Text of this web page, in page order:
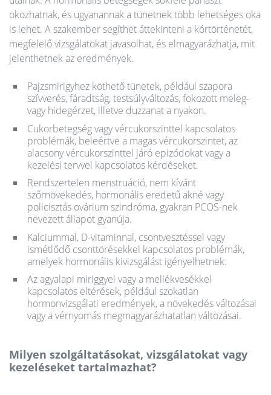
okozhatnak, és ugyanannak a tünetnek több lehetséges oka
is lehet. A szakember segíthet áttekinteni a kórtörténetét,
megfelelő vizsgálatokat javasolhat, és elmagyarázhatja, mit
jelenthetnek az eredmények.
Pajzsmirigyhez köthető tünetek, például szapora
szívverés, fáradtság, testsúlyváltozás, fokozott meleg-
vagy hidegérzet, illetve duzzanat a nyakon.
Cukorbetegség vagy vércukorszinttel kapcsolatos
problémák, beleértve a magas vércukorszintet, az
alacsony vércukorszinttel járó epizódokat vagy a
kezelési tervvel kapcsolatos kérdéseket.
Rendszertelen menstruáció, nem kívánt
szőrnövekedés, hormonális eredetű akné vagy
policisztás ovárium szindróma, gyakran PCOS-nek
nevezett állapot gyanúja.
Kalciummal, D-vitaminnal, csontvesztéssel vagy
ismétlődő csonttörésekkel kapcsolatos problémák,
amelyek hormonális kivizsgálást igényelhetnek.
Az agyalapi miriggyel vagy a mellékvesékkel
kapcsolatos eltérések, például szokatlan
hormonvizsgálati eredmények, a növekedés változásai
vagy a vérnyomás megmagyarázhatatlan változásai.
Milyen szolgáltatásokat, vizsgálatokat vagy
kezeléseket tartalmazhat?